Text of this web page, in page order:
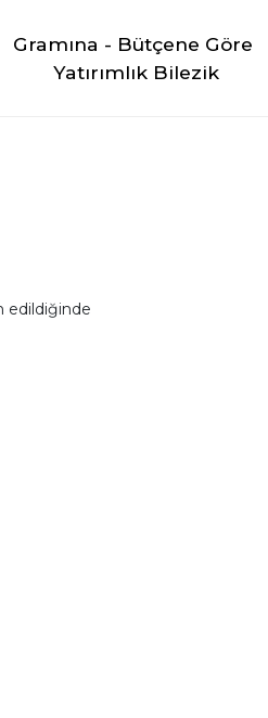
Gramına - Bütçene Göre
Yatırımlık Bilezik
edildiğinde